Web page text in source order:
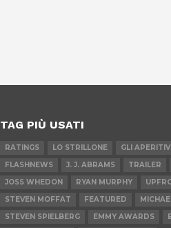
TAG PIÙ USATI
RATINGS LO STRILLONE GLI APERITIVI
FLASHNEWS
J. J. ABRAMS TRAILER
JOSS WHEDON
RYAN MURPHY
STEVEN MOFFAT
FEATURED
STEVEN SPIELBERG
EMMY AWARDS